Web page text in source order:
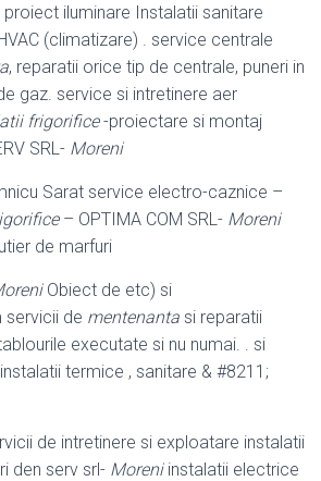
iluminare Instalatii sanitare
(climatizare) . service centrale
, reparatii orice tip de centrale, puneri in
gaz. service si intretinere aer
frigorifice-proiectare si montaj
SRL- Moreni
Sarat service electro-caznice –
– OPTIMA COM SRL- Moreni
de marfuri
Obiect de etc) si
servicii de mentenanta si reparatii
executate si nu numai. . si
termice , sanitare & #8211;
de intretinere si exploatare instalatii
den serv srl- Moreniinstalatii electrice